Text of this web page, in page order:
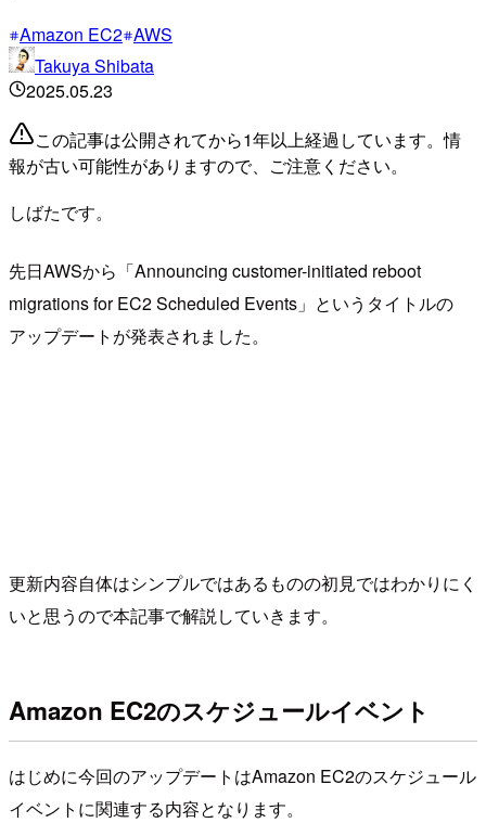
Amazon EC2 AWS
Takuya Shibata
2025.05.23
この記事は公開されてから1年以上経過しています。情
報が古い可能性がありますので、ご注意ください。
しばたです。
先日AWSから「Announcing customer-initiated reboot
migrations for EC2 Scheduled Events」というタイトルの
アップデートが発表されました。
更新内容自体はシンプルではあるものの初見ではわかりにく
いと思うので本記事で解説していきます。
Amazon EC2のスケジュールイベント
はじめに今回のアップデートはAmazon EC2のスケジュール
イベントに関連する内容となります。